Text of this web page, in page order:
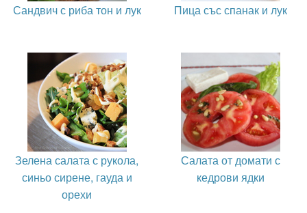
Сандвич с риба тон и лук Пица със спанак и лук
Зелена салата с рукола,
синьо сирене, гауда и
орехи
Салата от домати с
кедрови ядки